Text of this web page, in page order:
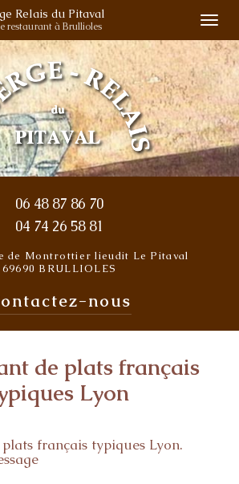
Relais du Pitaval
restaurant à Brullioles
06 48 87 86 70
04 74 26 58 81
de Montrottierlieudit Le Pitaval
69690 BRULLIOLES
nous
de plats français
Lyon
français typiques Lyon.